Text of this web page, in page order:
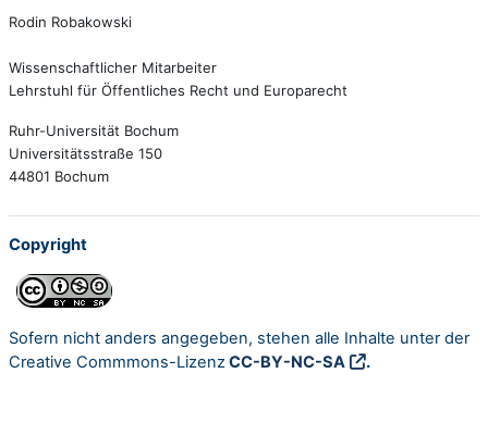
Rodin Robakowski
Wissenschaftlicher Mitarbeiter
Lehrstuhl für Öffentliches Recht und Europarecht
Ruhr-Universität Bochum
Universitätsstraße 150
44801 Bochum
Copyright
Sofern nicht anders angegeben, stehen alle Inhalte unter der
Creative Commmons-LizenzCC-BY-NC-SA .